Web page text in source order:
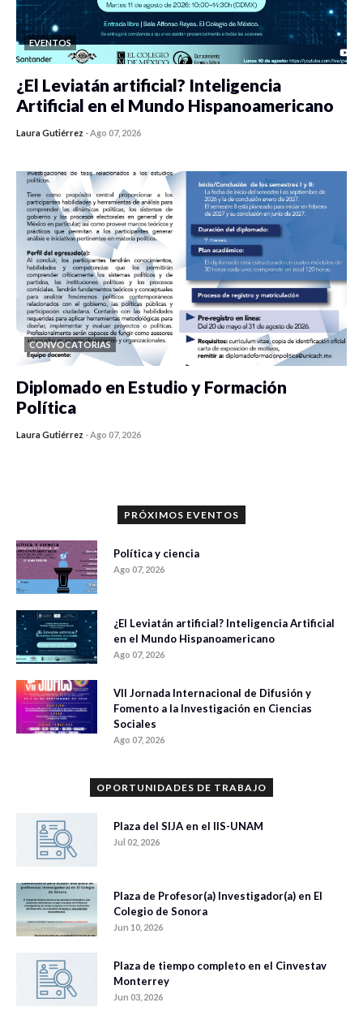
EVENTOS
¿El Leviatán artificial? Inteligencia
Artificial en el Mundo Hispanoamericano
Laura Gutiérrez -Ago 07, 2026
CONVOCATORIAS
Diplomado en Estudio y Formación
Política
Laura Gutiérrez -Ago 07, 2026
PRÓXIMOS EVENTOS
Política y ciencia
Ago 07, 2026
¿El Leviatán artificial? Inteligencia Artificial
en el Mundo Hispanoamericano
Ago 07, 2026
VII Jornada Internacional de Difusión y
Fomento a la Investigación en Ciencias
Sociales
Ago 07, 2026
OPORTUNIDADES DE TRABAJO
Plaza del SIJA en el IIS-UNAM
Jul 02, 2026
Plaza de Profesor(a) Investigador(a) en El
Colegio de Sonora
Jun 10, 2026
Plaza de tiempo completo en el Cinvestav
Monterrey
Jun 03, 2026